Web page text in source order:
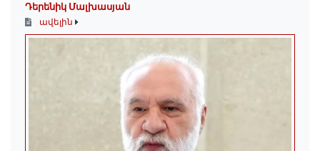
Դերենիկ Մալխասյան
ավելին